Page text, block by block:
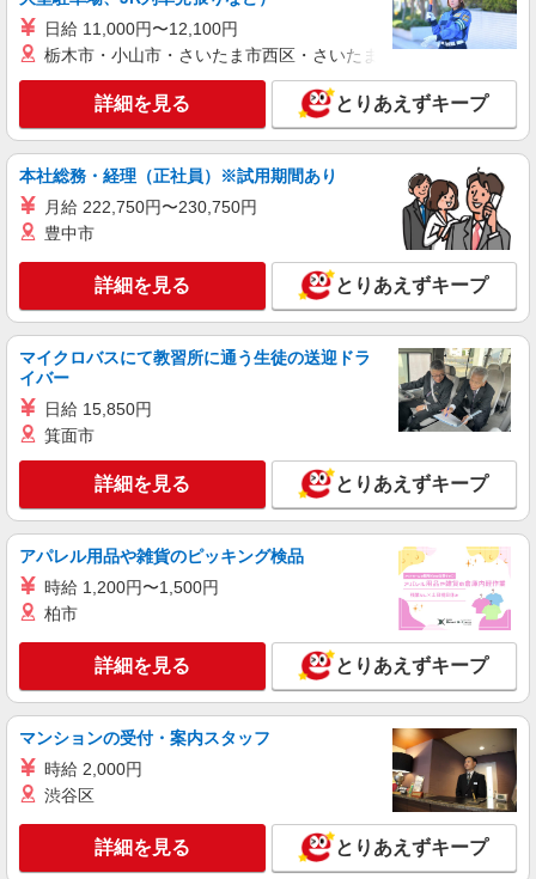
キープ 詳細を見る
ソフトバンク浜松町店
ソフトバンクショップの携帯販売スタッフ
月給 233,500円 〜 260,200円 固定残業代:
23,500円 〜 26,200円（15時間相当） ＊＿ 試用期
間あり 6ヶ月 月給25万円以上 ※経験・能力による
【試用期間】月給 233500 円 〜 260200 円
■ソフトバンク浜松町店 東京都 港区 芝大門2
キープ 詳細を見る
正社員
ソフトバンク浜松町店
【店長職】ソフトバンクショップの携帯販売ス
ヶ月 月給25万円以上 ※経験・能力による 【試用
期間】月給 260000 円 〜 322000 円
■ソフトバンク浜松町店 東京都 港区 芝大門2
丁目 4‐4 中根ビル1F
キープ 詳細を見る
正社員
ソフトバンク麻布十番店
ソフトバンクショップの携帯販売スタッフ
月給 210,000円 〜 280,000円 試用期間あり 3
ヶ月 ※経験・能力による 【試用期間】月給
210000 円 〜 280000 円
■ソフトバンク麻布十番店 東京都 港区 麻布十
番2丁目 20‐14 麻布十番ハウス1階
キープ 詳細を見る
日給 11,000円〜12,100円
栃木市・小山市・さいたま市西区・さいたま市岩槻区・久喜市・
詳細を見る とりあえずキープ
本社総務・経理（正社員）※試用期間あり
月給 222,750円〜230,750円
豊中市
詳細を見る とりあえずキープ
マイクロバスにて教習所に通う生徒の送迎ドラ
イバー
日給 15,850円
箕面市
詳細を見る とりあえずキープ
アパレル用品や雑貨のピッキング検品
時給 1,200円〜1,500円
柏市
詳細を見る とりあえずキープ
マンションの受付・案内スタッフ
時給 2,000円
渋谷区
詳細を見る とりあえずキープ